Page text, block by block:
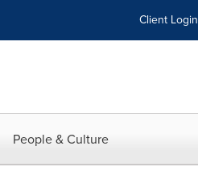
Client Login
People & Culture